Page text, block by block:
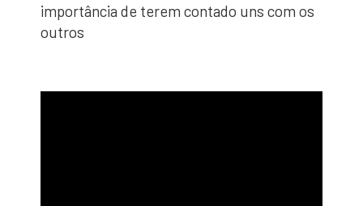
importância de terem contado uns com os
outros